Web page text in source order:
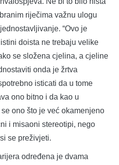
riječima važnu ulogu
“Ovo je
doista ne trebaju velike
se složena cjelina, a cjeline
onda je žrtva
isticati da u tome
ono bitno i da kao u
ono što je već okamenjeno
i misaoni stereotipi, nego
se preživjeti.
određena je dvama